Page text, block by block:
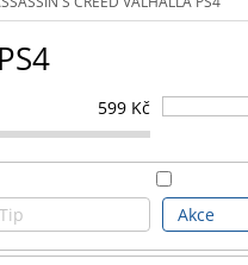
599 Kč
Tip Akce